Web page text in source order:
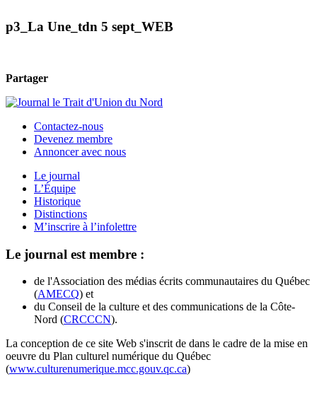
p3_La Une_tdn 5 sept_WEB
Partager
Contactez-nous
Devenez membre
Annoncer avec nous
Le journal
L’Équipe
Historique
Distinctions
M’inscrire à l’infolettre
Le journal est membre :
de l'Association des médias écrits communautaires du Québec
(AMECQ) et
du Conseil de la culture et des communications de la Côte-
Nord (CRCCCN).
La conception de ce site Web s'inscrit de dans le cadre de la mise en
oeuvre du Plan culturel numérique du Québec
(www.culturenumerique.mcc.gouv.qc.ca)